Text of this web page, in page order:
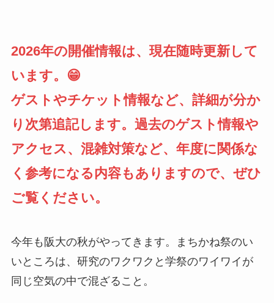
2026年の開催情報は、現在随時更新して
います。😁
ゲストやチケット情報など、詳細が分か
り次第追記します。過去のゲスト情報や
アクセス、混雑対策など、年度に関係な
く参考になる内容もありますので、ぜひ
ご覧ください。
今年も阪大の秋がやってきます。まちかね祭のい
いところは、研究のワクワクと学祭のワイワイが
同じ空気の中で混ざること。